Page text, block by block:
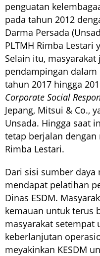
penguatan
pada tahun 2012
Darma Persada
PLTMH Rimba Lestari
Selain itu,
pendampingan
tahun 2017 hingga
Corporate Social
Jepang, Mitsui & Co.,
Unsada. Hingga saat
tetap berjalan dengan
Rimba Lestari.
Dari sisi sumber daya
mendapat pelatihan
Dinas ESDM.
kemauan untuk terus
masyarakat setempat
keberlanjutan
meyakinkan KESDM